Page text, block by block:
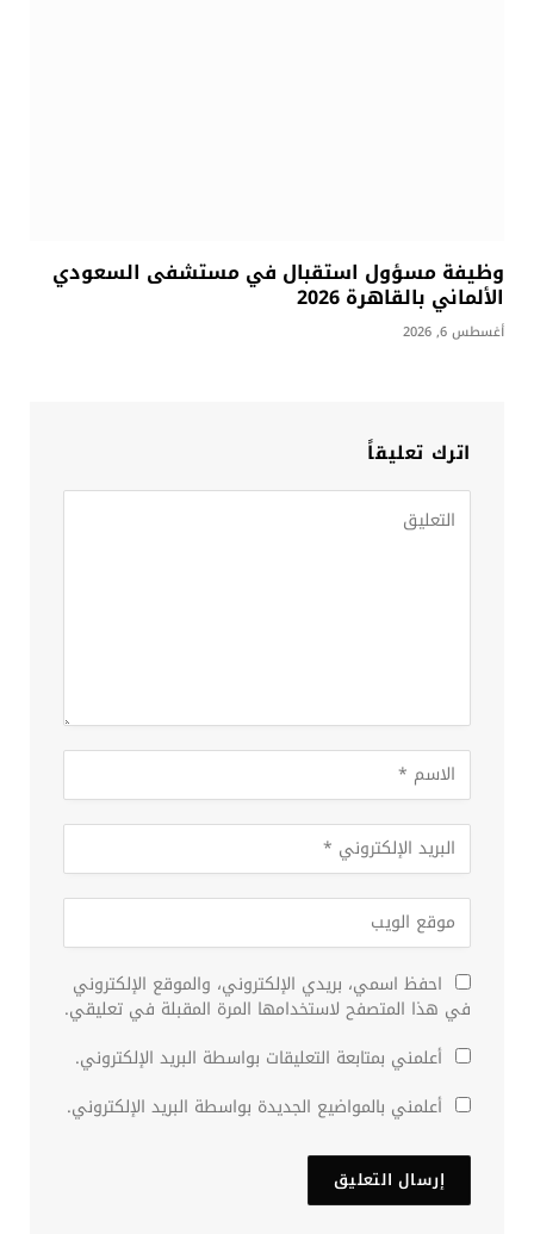
وظيفة مسؤول استقبال في مستشفى السعودي
الألماني بالقاهرة 2026
أغسطس 6, 2026
اترك تعليقاً
احفظ اسمي، بريدي الإلكتروني، والموقع الإلكتروني
في هذا المتصفح لاستخدامها المرة المقبلة في تعليقي.
أعلمني بمتابعة التعليقات بواسطة البريد الإلكتروني.
أعلمني بالمواضيع الجديدة بواسطة البريد الإلكتروني.